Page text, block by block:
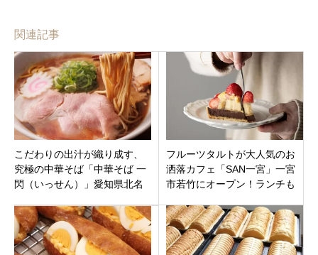
関連記事
こだわりの出汁が織り成す、
究極の中華そば「中華そば 一
閃（いっせん）」愛知県北名
フルーツタルトが大人気のお
洒落カフェ「SAN一宮」一宮
市若竹にオープン！ランチも